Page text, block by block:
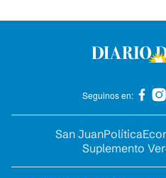
Seguinos en:
San JuanPolítica
Suplemento